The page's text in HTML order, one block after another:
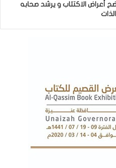
أعراض الاكتئاب و يرشد صحابه